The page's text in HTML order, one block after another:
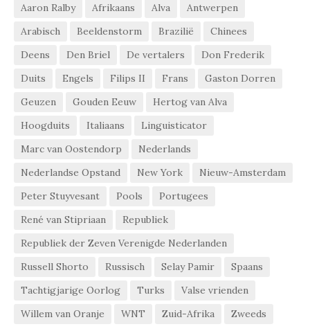
Aaron Ralby Afrikaans Alva
Antwerpen
Arabisch
Beeldenstorm Brazilië
Chinees
Deens
Den Briel De vertalers
Don Frederik
Duits
Engels Filips II Frans
Gaston Dorren
Geuzen
Gouden Eeuw
Hertog van Alva
Hoogduits
Italiaans
Linguisticator
Marc van Oostendorp
Nederlands
Nederlandse Opstand
New York
Nieuw-Amsterdam
Peter Stuyvesant
Pools
Portugees
René van Stipriaan
Republiek
Republiek der Zeven Verenigde Nederlanden
Russell Shorto
Russisch Selay Pamir
Spaans
Tachtigjarige Oorlog
Turks
Valse vrienden
Willem van Oranje
WNT Zuid-Afrika Zweeds